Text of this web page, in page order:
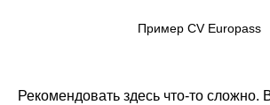
Пример CV Europass
Рекомендовать здесь что-то сложно.